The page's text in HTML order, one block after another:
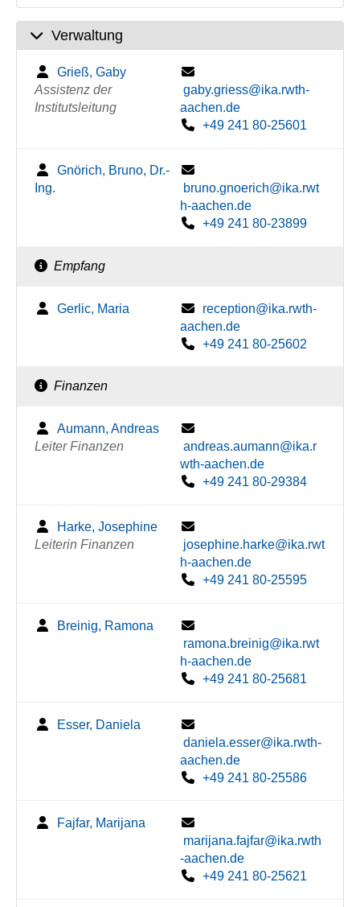
Verwaltung
Grieß, Gaby
Assistenz der
Institutsleitung
gaby.griess@ika.rwth-
aachen.de
+49 241 80-25601
Gnörich, Bruno, Dr.-
Ing.
bruno.gnoerich@ika.rwt
h-aachen.de
+49 241 80-23899
Empfang
Gerlic, Maria
reception@ika.rwth-
aachen.de
+49 241 80-25602
Finanzen
Aumann, Andreas
Leiter Finanzen
andreas.aumann@ika.r
wth-aachen.de
+49 241 80-29384
Harke, Josephine
Leiterin Finanzen
josephine.harke@ika.rwt
h-aachen.de
+49 241 80-25595
Breinig, Ramona
ramona.breinig@ika.rwt
h-aachen.de
+49 241 80-25681
Esser, Daniela
daniela.esser@ika.rwth-
aachen.de
+49 241 80-25586
Fajfar, Marijana
marijana.fajfar@ika.rwth
-aachen.de
+49 241 80-25621